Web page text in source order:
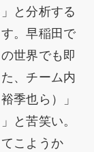
と分析する
。早稲田で
世界でも即
、チーム内
季也ら）」
と苦笑い。
こようか